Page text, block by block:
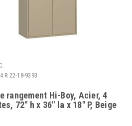
R 22-18-9393
rangement Hi-Boy, Acier, 4
72" h x 36" la x 18" P, Beige